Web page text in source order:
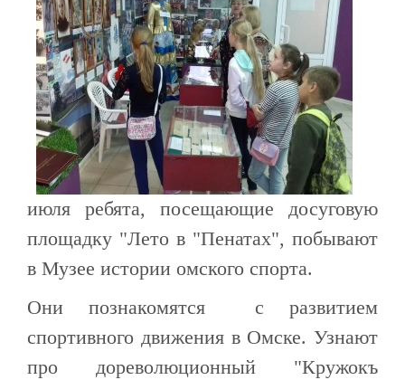
июля ребята, посещающие досуговую
площадку "Лето в "Пенатах", побывают
в Музее истории омского спорта.
Они познакомятся с развитием
спортивного движения в Омске. Узнают
про дореволюционный "Кружокъ